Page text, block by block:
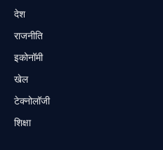
⁠देश
राजनीति
⁠इकोनॉमी
खेल
टेक्नोलॉजी
शिक्षा